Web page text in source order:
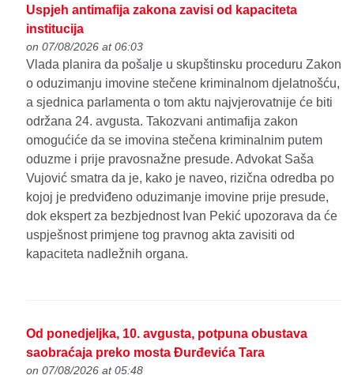
Uspjeh antimafija zakona zavisi od kapaciteta
institucija
on 07/08/2026 at 06:03
Vlada planira da pošalje u skupštinsku proceduru Zakon
o oduzimanju imovine stečene kriminalnom djelatnošću,
a sjednica parlamenta o tom aktu najvjerovatnije će biti
održana 24. avgusta. Takozvani antimafija zakon
omogućiće da se imovina stečena kriminalnim putem
oduzme i prije pravosnažne presude. Advokat Saša
Vujović smatra da je, kako je naveo, rizična odredba po
kojoj je predviđeno oduzimanje imovine prije presude,
dok ekspert za bezbjednost Ivan Pekić upozorava da će
uspješnost primjene tog pravnog akta zavisiti od
kapaciteta nadležnih organa.
Od ponedjeljka, 10. avgusta, potpuna obustava
saobraćaja preko mosta Đurđevića Tara
on 07/08/2026 at 05:48